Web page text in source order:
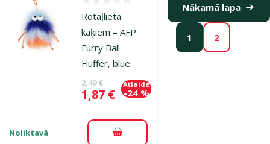
Rotaļlieta
kaķiem – AFP
Furry Ball
Fluffer, blue
Oriģinālā cena
2,49 €
Cena
1,87 €
Atlaide
-24 %
Noliktavā Pievienot grozam
1 2
Nākamā lapa